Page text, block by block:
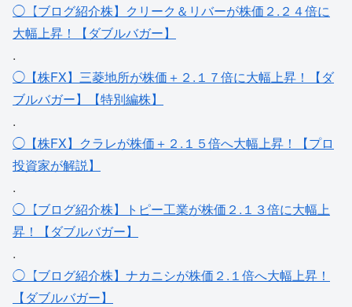
◯【ブログ紹介株】クリーク＆リバーが株価２.２４倍に
大幅上昇！【ダブルバガー】
.
◯【株FX】三菱地所が株価＋２.１７倍に大幅上昇！【ダ
ブルバガー】【特別編株】
.
◯【株FX】クラレが株価＋２.１５倍へ大幅上昇！【プロ
投資家が解説】
.
◯【ブログ紹介株】トピー工業が株価２.１３倍に大幅上
昇！【ダブルバガー】
.
◯【ブログ紹介株】ナカニシが株価２.１倍へ大幅上昇！
【ダブルバガー】